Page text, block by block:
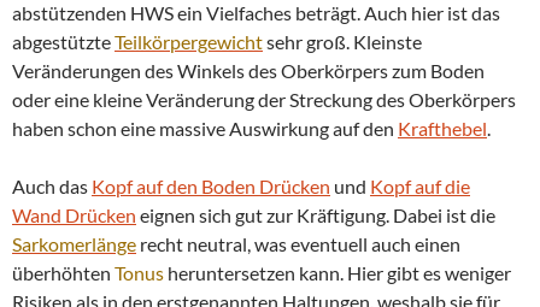
abstützenden HWS ein Vielfaches beträgt. Auch hier ist das
abgestützteTeilkörpergewichtsehr groß. Kleinste
Veränderungen des Winkels des Oberkörpers zum Boden
oder eine kleine Veränderung der Streckung des Oberkörpers
haben schon eine massive Auswirkung auf den Krafthebel.
Auch das Kopf auf den Boden Drücken und Kopf auf die
Wand Drücken eignen sich gut zur Kräftigung. Dabei ist die
Sarkomerlänge recht neutral, was eventuell auch einen
überhöhten Tonus heruntersetzen kann. Hier gibt es weniger
Risiken als in den erstgenannten Haltungen, weshalb sie für